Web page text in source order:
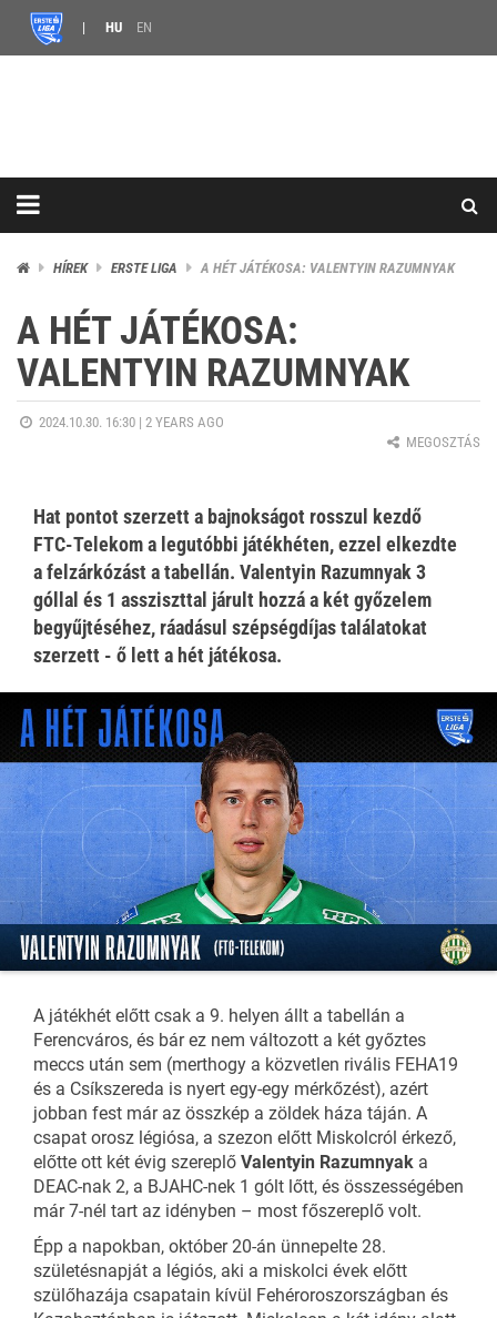
HU EN
HÍREK ERSTE LIGA A HÉT JÁTÉKOSA: VALENTYIN RAZUMNYAK
A HÉT JÁTÉKOSA:
VALENTYIN RAZUMNYAK
2024.10.30. 16:30 | 2 YEARS AGO
MEGOSZTÁS
Hat pontot szerzett a bajnokságot rosszul kezdő
FTC-Telekom a legutóbbi játékhéten, ezzel elkezdte
a felzárkózást a tabellán. Valentyin Razumnyak 3
góllal és 1 assziszttal járult hozzá a két győzelem
begyűjtéséhez, ráadásul szépségdíjas találatokat
szerzett - ő lett a hét játékosa.
A játékhét előtt csak a 9. helyen állt a tabellán a
Ferencváros, és bár ez nem változott a két győztes
meccs után sem (merthogy a közvetlen rivális FEHA19
és a Csíkszereda is nyert egy-egy mérkőzést), azért
jobban fest már az összkép a zöldek háza táján. A
csapat orosz légiósa, a szezon előtt Miskolcról érkező,
előtte ott két évig szereplő Valentyin Razumnyak a
DEAC-nak 2, a BJAHC-nek 1 gólt lőtt, és összességében
már 7-nél tart az idényben – most főszereplő volt.
Épp a napokban, október 20-án ünnepelte 28.
születésnapját a légiós, aki a miskolci évek előtt
szülőhazája csapatain kívül Fehéroroszországban és